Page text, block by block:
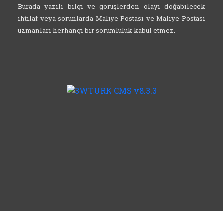
Burada yazılı bilgi ve görüşlerden olayı doğabilecek
ihtilaf veya sorunlarda Maliye Postası ve Maliye Postası
uzmanları herhangi bir sorumluluk kabul etmez.